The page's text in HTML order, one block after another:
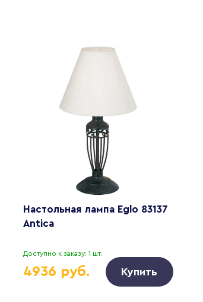
Настольная лампа Eglo 83137
Antica
Доступно к заказу: 1 шт.
4936 руб. Купить